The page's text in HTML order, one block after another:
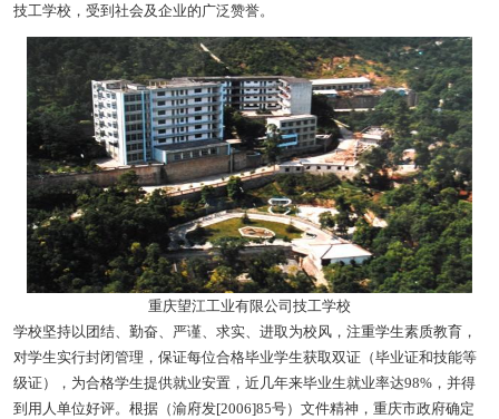
技工学校，受到社会及企业的广泛赞誉。
重庆望江工业有限公司技工学校
学校坚持以团结、勤奋、严谨、求实、进取为校风，注重学生素质教育，
对学生实行封闭管理，保证每位合格毕业学生获取双证（毕业证和技能等
级证），为合格学生提供就业安置，近几年来毕业生就业率达98%，并得
到用人单位好评。根据（渝府发[2006]85号）文件精神，重庆市政府确定